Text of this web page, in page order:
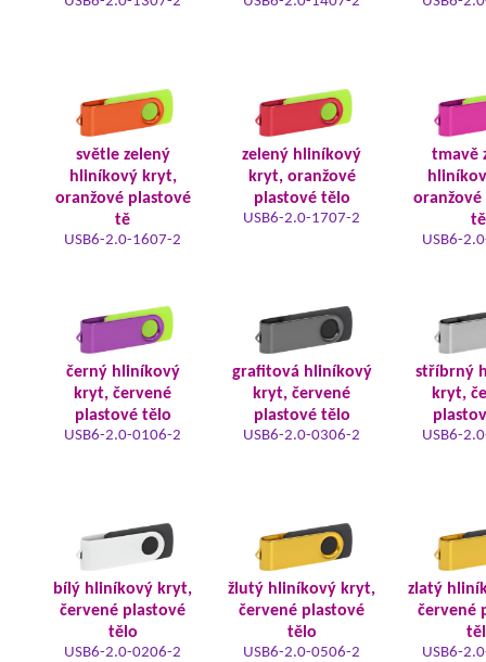
světle zelený
hliníkový kryt,
oranžové plastové
tě
USB6-2.0-1607-2
zelený hliníkový
kryt, oranžové
plastové tělo
USB6-2.0-1707-2
tmavě
oranžové
USB6-
černý hliníkový
kryt, červené
plastové tělo
USB6-2.0-0106-2
grafitová hliníkový
kryt, červené
plastové tělo
USB6-2.0-0306-2
stříbrný
kryt,
USB6-
bílý hliníkový kryt,
červené plastové
tělo
USB6-2.0-0206-2
žlutý hliníkový kryt,
červené plastové
tělo
USB6-2.0-0506-2
zlatý
červené
USB6-